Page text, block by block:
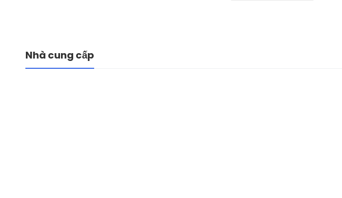
Nhà cung cấp